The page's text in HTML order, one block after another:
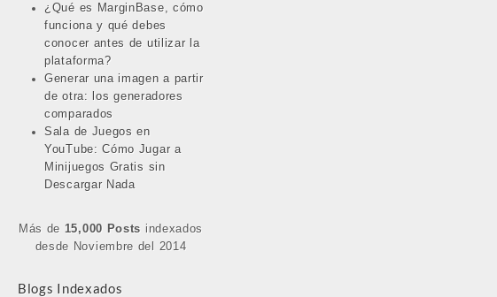
¿Qué es MarginBase, cómo
funciona y qué debes
conocer antes de utilizar la
plataforma?
Generar una imagen a partir
de otra: los generadores
comparados
Sala de Juegos en
YouTube: Cómo Jugar a
Minijuegos Gratis sin
Descargar Nada
Más de 15,000 Posts indexados
desde Noviembre del 2014
Blogs Indexados